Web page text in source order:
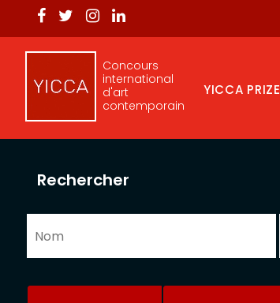
Concours
international
d'art
contemporain
YICCA PRIZE
Rechercher